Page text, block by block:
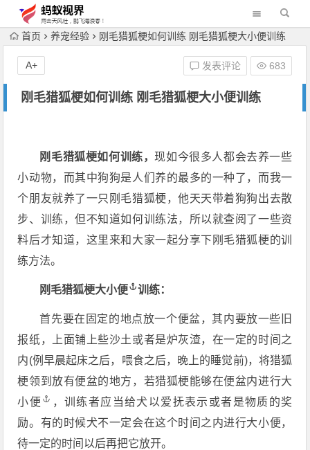
首页 养宠经验 刚毛猎狐梗如何训练 刚毛猎狐梗大小便训练
刚毛猎狐梗如何训练 刚毛猎狐梗大小便训练
发表评论 683
A+
刚毛猎狐梗如何训练，现如今很多人都会去养一些
小动物，而其中狗狗是人们养的最多的一种了，而我一
个朋友就养了一只刚毛猎狐梗，他天天带着狗狗出去散
步、训练，但不知道如何训练法，所以就查阅了一些资
料后才知道，这里来和大家一起分享下刚毛猎狐梗的训
练方法。
刚毛猎狐梗大小便 训练：
首先要在固定的地点放一个便盆，其内要放一些旧
报纸，上面铺上些沙土或者是炉灰渣，在一定的时间之
内(例早晨起床之后，喂食之后，晚上的睡觉前)，将猎狐
梗领到放有便盆的地方，若猎狐梗能够在便盆内进行大
小便
，训练者应当给犬以爱抚表示或者是物质的奖
励。有的时候犬不一定会在这个时间之内进行大小便，
待一定的时间以后再把它放开。